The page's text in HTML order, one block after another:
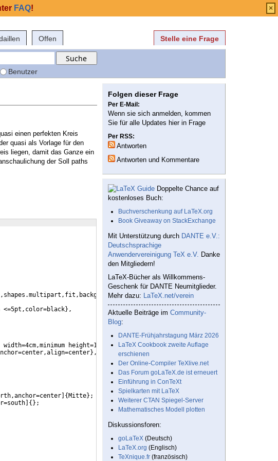
Offen Stelle eine Frage
Benutzer
einen perfekten Kreis
quasi als Vorlage für den
liegen, damit das Ganze ein
der Soll paths
} ,
% Definiert den Standardpfeil,
height=1cm,anchor=center,align=center},
} ,
{ Mitte} ;
{ } ;
Folgen dieser Frage
Per E-Mail:
Wenn sie sich anmelden, kommen
Sie für alle Updates hier in Frage
Per RSS:
Antworten
Antworten und Kommentare
Doppelte Chance auf
kostenloses Buch:
Buchverschenkung auf LaTeX.org
Book Giveaway on StackExchange
Mit Unterstützung durch DANTE e.V.:
Deutschsprachige
Anwendervereinigung TeX e.V. Danke
den Mitgliedern!
LaTeX-Bücher als Willkommens-
Geschenk für DANTE Neumitglieder.
Mehr dazu: LaTeX.net/verein
Aktuelle Beiträge im Community-
Blog:
DANTE-Frühjahrstagung März 2026
LaTeX Cookbook zweite Auflage
erschienen
Der Online-Compiler TeXlive.net
Das Forum goLaTeX.de ist erneuert
Einführung in ConTeXt
Spielkarten mit LaTeX
Weiterer CTAN Spiegel-Server
Mathematisches Modell plotten
Diskussionsforen:
goLaTeX (Deutsch)
LaTeX.org (Englisch)
TeXnique.fr (französisch)
FAQ! ×